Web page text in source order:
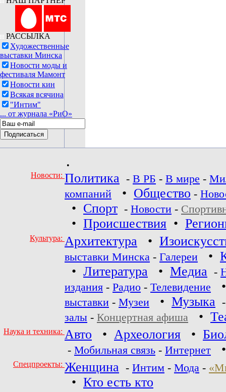
РАССЫЛКА
Художественные
выставки Минска
Новости моды и
фестиваля Мамонт
Новости кин
Всякая всячина
"Интим"
... от журнала «РиО»
•
Новости: Политика - В РБ - В мире -
компаний
• Общество -
• Спорт - Новости -
• Происшествия •
Культура: Архитектура •
выставки Минска - Галереи •
• Литература • Медиа -
издания - Радио - Телевидение
выставки - Музеи • Музыка
залы - Концертная афиша •
Наука и техника: Авто • Археология •
- Мобильная связь - Интернет
Спецпроекты: Женщина - Интим - Мода -
• Кто есть кто